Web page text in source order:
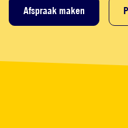
Afspraak maken